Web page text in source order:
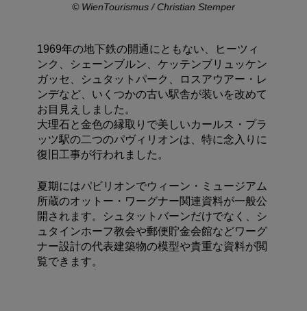
© WienTourismus / Christian Stemper
1969年の地下鉄の開通にともない、ヒーツィ
ンク、シェーンブルン、ケッテンブリュッケン
ガッセ、シュタットパーク、ロスアウアー・レ
ンデなど、いくつかの古い駅舎が装いを改めて
お目見えしました。
大理石と金色の縁取りで美しいカールス・プラ
ッツ駅の二つのパヴィリオンは、特に念入りに
復旧工事が行われました。
夏期にはパビリオンでウィーン・ミュージアム
所蔵のオットー・ワーグナー関連資料が一般公
開されます。シュタットバーンだけでなく、シ
ュタインホーフ教会や郵便貯金会館などワーグ
ナー設計の代表建築物の模型や貴重な資料が閲
覧できます。